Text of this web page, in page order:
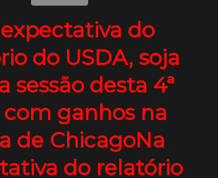
do
do USDA, soja
sessão desta 4ª
ganhos na
de ChicagoNa
do relatório